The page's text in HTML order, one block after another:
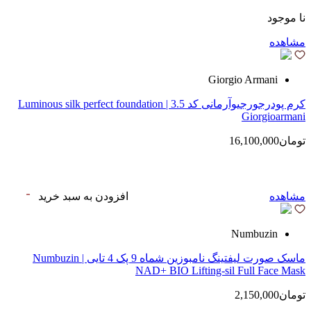
نا موجود
مشاهده
Giorgio Armani
کرم پودرجورجیوآرمانی کد 3.5 | Luminous silk perfect foundation
Giorgioarmani
تومان16,100,000
مشاهده افزودن به سبد خرید
Numbuzin
ماسک صورت لیفتینگ نامبوزین شماه 9 پک 4 تایی | Numbuzin
NAD+ BIO Lifting-sil Full Face Mask
تومان2,150,000